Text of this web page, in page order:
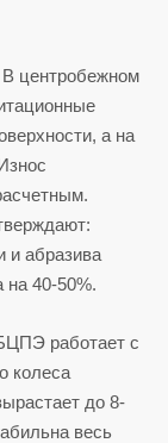
центробежном
а на
и абразива
на 40-50%.
работает с
колеса
до 8-
весь